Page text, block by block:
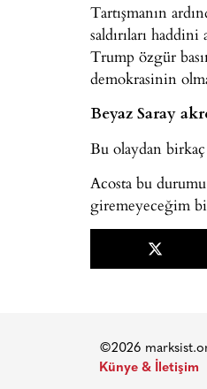
Tartışmanın
saldırıları
Trump özgür
demokrasinin
Beyaz Saray
Bu olaydan birkaç
Acosta bu
giremeyeceğim
©2026
Künye & İletişim